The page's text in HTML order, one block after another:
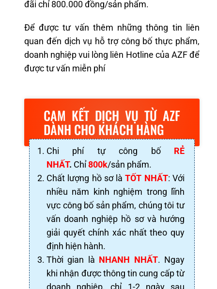
đãi chỉ 800.000 đồng/sản phẩm.
Để được tư vấn thêm những thông tin liên
quan đến dịch vụ hỗ trợ công bố thực phẩm,
doanh nghiệp vui lòng liên Hotline của AZF để
được tư vấn miễn phí
CAM KẾT DỊCH VỤ TỪ AZF
DÀNH CHO KHÁCH HÀNG
Chi phí tự công bố RẺ
NHẤT. Chỉ800k/sản phẩm.
Chất lượng hồ sơ là TỐT NHẤT: Với
nhiều năm kinh nghiệm trong lĩnh
vực công bố sản phẩm, chúng tôi tư
vấn doanh nghiệp hồ sơ và hướng
giải quyết chính xác nhất theo quy
định hiện hành.
Thời gian là NHANH NHẤT. Ngay
khi nhận được thông tin cung cấp từ
doanh nghiệp, chỉ 1-2 ngày sau